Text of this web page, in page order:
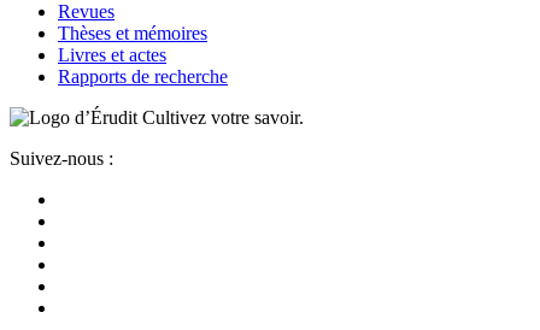
Revues
Thèses et mémoires
Livres et actes
Rapports de recherche
Cultivez votre savoir.
Suivez-nous :